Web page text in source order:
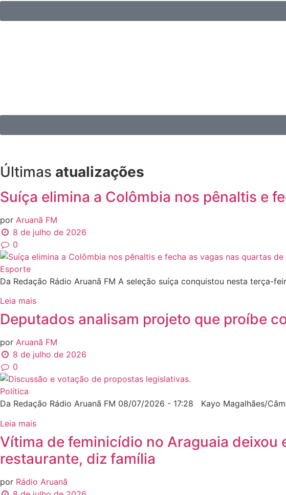
Últimas atualizações
Suíça elimina a Colômbia nos pênaltis e
por Aruanã FM
8 de julho de 2026
0
Esporte
Da Redação Rádio Aruanã FM A seleção suíça conquistou nesta terça-
Leia mais
Deputados analisam projeto que proíbe
por Aruanã FM
8 de julho de 2026
0
Política
Da Redação Rádio Aruanã FM 08/07/2026 - 17:28 Kayo Magalhães/
Leia mais
Vítima de feminicídio no Araguaia
restaurante, diz família
por Rádio Aruanã